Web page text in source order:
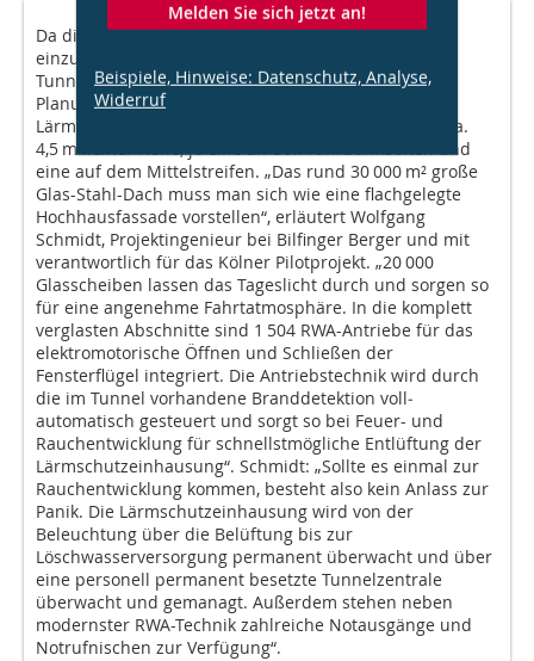
Da die Lärmschutzeinhausung als Tunnelbauwerk
einzustufen ist, gingen die Erfahrungen der
Tunnelkatastrophen der letzten Jahrzehnte in die
Planung mit ein: Insgesamt besteht die gesamte
Lärmschutzeinhausung aus drei Betonwänden mit ca.
4,5 m lichter Höhe, je eine an den Fahrbahnseiten und
eine auf dem Mittelstreifen. „Das rund 30 000 m² große
Glas-Stahl-Dach muss man sich wie eine flachgelegte
Hochhausfassade vorstellen“, erläutert Wolfgang
Schmidt, Projektinge­nieur bei Bilfinger Berger und mit
verantwortlich für das Kölner Pilotprojekt. „20 000
Glasscheiben lassen das Tageslicht durch und sorgen so
für eine angenehme Fahrtatmosphäre. In die komplett
verglasten Abschnitte sind 1 504 RWA-Antriebe für das
elektromotorische Öffnen und Schließen der
Fensterflügel integriert. Die Antriebstechnik wird durch
die im Tunnel vorhandene Branddetektion voll­
automatisch gesteuert und sorgt so bei Feuer- und
Rauchentwicklung für schnellstmögliche Entlüftung der
Lärmschutzeinhausung“. Schmidt: „Sollte es einmal zur
Rauchentwicklung kommen, besteht also kein Anlass zur
Panik. Die Lärmschutzeinhausung wird von der
Beleuchtung über die Belüftung bis zur
Löschwasserversorgung permanent überwacht und über
eine personell permanent besetzte Tunnelzentrale
überwacht und gemanagt. Außerdem stehen neben
modernster RWA-Technik zahlreiche Notausgänge und
Notrufnischen zur Verfügung“.
Melden Sie sich jetzt an!
Beispiele, Hinweise: Datenschutz, Analyse,
Widerruf